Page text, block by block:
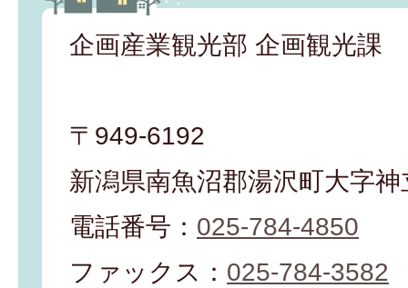
企画産業観光部 企画観光課
〒949-6192
新潟県南魚沼郡湯沢町大字
電話番号： 025-784-4850
ファックス： 025-784-3582